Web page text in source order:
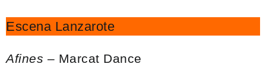
Escena Lanzarote
Afines – Marcat Dance